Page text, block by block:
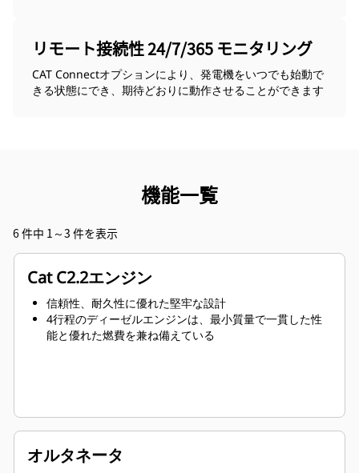
リモート接続性 24/7/365 モニタリング
CAT Connectオプションにより、発電機をいつでも始動で
きる状態にでき、期待どおりに動作させることができます
機能一覧
6 件中 1～3 件を表示
Cat C2.2エンジン
信頼性、耐久性に優れた堅牢な設計
4行程のディーゼルエンジンは、最小質量で一貫した性
能と優れた燃費を兼ね備えている
オルタネータ